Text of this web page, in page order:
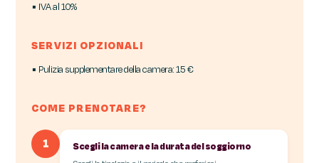
▪ IVA al 10%
SERVIZI OPZIONALI
▪ Pulizia supplementare della camera: 15 €
COME PRENOTARE?
1
Scegli la camera e la durata del soggiorno